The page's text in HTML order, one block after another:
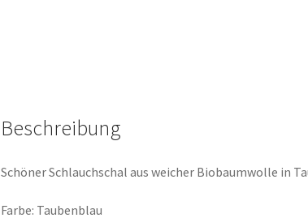
Beschreibung
Schöner Schlauchschal aus weicher Biobaumwolle in
Farbe: Taubenblau